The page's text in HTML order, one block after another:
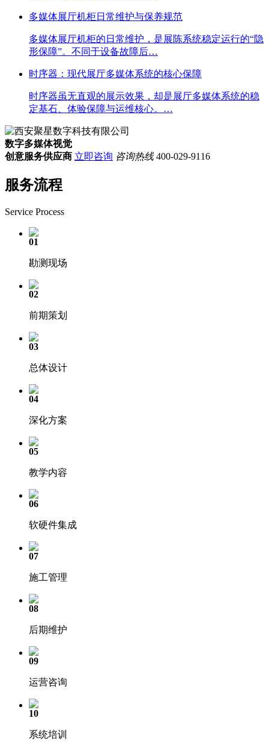
多媒体展厅机柜日常维护与保养规范
多媒体展厅机柜的日常维护，是展陈系统稳定运行的“隐
形保障”。不同于设备故障后…
时序器：现代展厅多媒体系统的核心保障
时序器虽无直观的展示效果，却是展厅多媒体系统的稳
定基石、体验保障与运维核心。…
数字多媒体视觉
创意服务供应商 立即咨询 咨询热线 400-029-9116
服务流程
Service Process
01
勘测现场
02
前期策划
03
总体设计
04
深化方案
05
教学内容
06
软硬件集成
07
施工管理
08
后期维护
09
运营咨询
10
系统培训